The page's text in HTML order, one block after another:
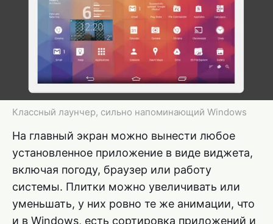
Классный лаунчер, сильно напоминающий Windows
На главный экран можно вынести любое
установленное приложение в виде виджета,
включая погоду, браузер или работу
системы. Плитки можно увеличивать или
уменьшать, у них ровно те же анимации, что
и в Windows, есть сортировка приложений и